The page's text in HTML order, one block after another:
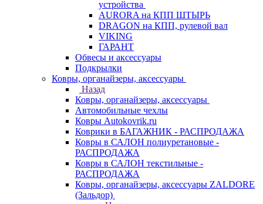
устройства
AURORA на КПП ШТЫРЬ
DRAGON на КПП, рулевой вал
VIKING
ГАРАНТ
Обвесы и аксессуары
Подкрылки
Ковры, органайзеры, аксессуары
Назад
Ковры, органайзеры, аксессуары
Автомобильные чехлы
Ковры Autokovrik.ru
Коврики в БАГАЖНИК - РАСПРОДАЖА
Ковры в САЛОН полиуретановые -
РАСПРОДАЖА
Ковры в САЛОН текстильные -
РАСПРОДАЖА
Ковры, органайзеры, аксессуары ZALDORE
(Зальдор)